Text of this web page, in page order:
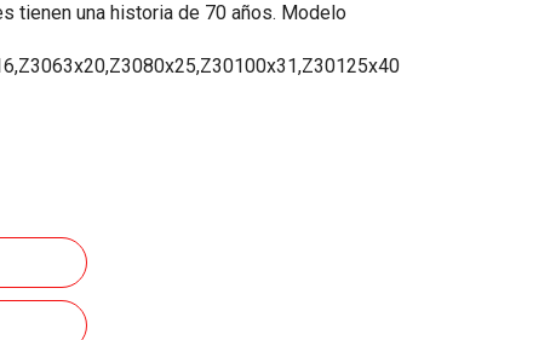
tienen una historia de 70 años. Modelo